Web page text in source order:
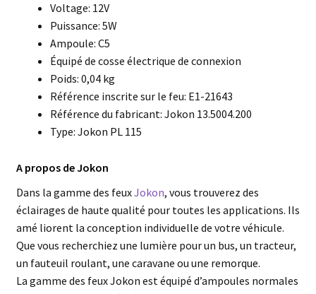
Voltage: 12V
Puissance: 5W
Ampoule: C5
Équipé de cosse électrique de connexion
Poids: 0,04 kg
Référence inscrite sur le feu: E1-21643
Référence du fabricant: Jokon 13.5004.200
Type: Jokon PL 115
A propos de Jokon
Dans la gamme des feuxJokon, vous trouverez des
éclairages de haute qualité pour toutes les applications. Ils
amé liorent la conception individuelle de votre véhicule.
Que vous recherchiez une lumière pour un bus, un tracteur,
un fauteuil roulant, une caravane ou une remorque.
La gamme des feux Jokon est équipé d’ampoules normales